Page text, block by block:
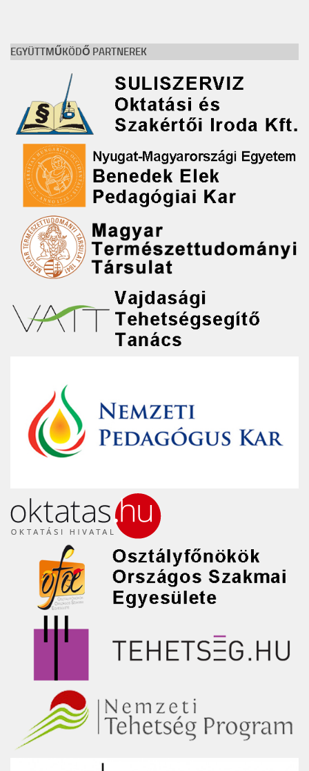
EGYÜTTMŰKÖDŐ PARTNEREK